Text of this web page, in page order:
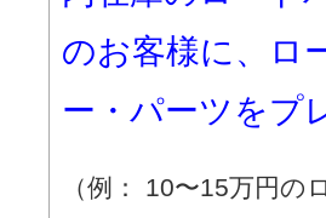
のお客様に、ロ
ー・パーツをプ
（例： 10〜15万円